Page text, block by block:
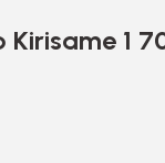
Kirisame 1